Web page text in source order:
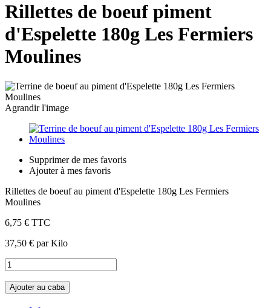
Rillettes de boeuf piment
d'Espelette 180g Les Fermiers
Moulines
Agrandir l'image
Supprimer de mes favoris
Ajouter à mes favoris
Rillettes de boeuf au piment d'Espelette 180g Les Fermiers
Moulines
6,75 € TTC
37,50 € par Kilo
Ajouter au caba